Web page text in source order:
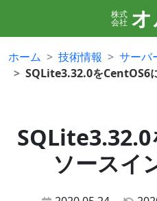
株式
会社
ホーム 技術情報 サーバ
SQLite3.32.0をCentOS6
ソースイ